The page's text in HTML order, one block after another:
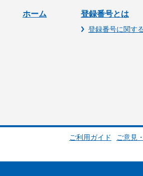
ホーム 登録番号とは
登録番号に関す
ご利用ガイド ご意見